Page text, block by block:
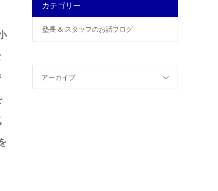
カテゴリー
塾長 & スタッフのお話ブログ
アーカイブ